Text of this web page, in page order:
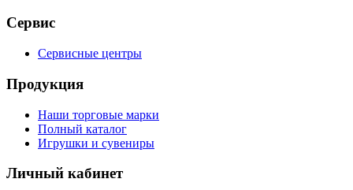
Сервис
Сервисные центры
Продукция
Наши торговые марки
Полный каталог
Игрушки и сувениры
Личный кабинет